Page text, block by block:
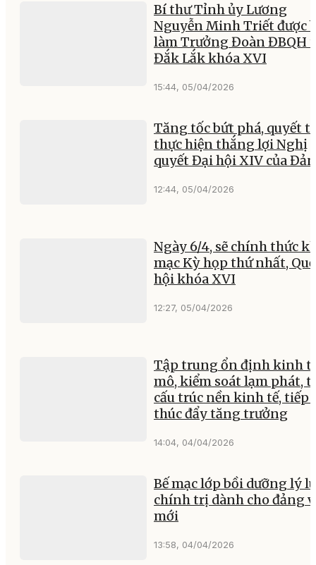
Bí thư Tỉnh ủy Lương
Nguyễn Minh Triết được
làm Trưởng Đoàn ĐBQH
Đắk Lắk khóa XVI
15:44, 05/04/2026
Tăng tốc bứt phá, quyết
thực hiện thắng lợi Nghị
quyết Đại hội XIV của
12:44, 05/04/2026
Ngày 6/4, sẽ chính thức
mạc Kỳ họp thứ nhất,
hội khóa XVI
12:27, 05/04/2026
Tập trung ổn định kinh
mô, kiểm soát lạm phát,
cấu trúc nền kinh tế, tiếp
thúc đẩy tăng trưởng
14:04, 04/04/2026
Bế mạc lớp bồi dưỡng lý
chính trị dành cho đảng
mới
13:58, 04/04/2026